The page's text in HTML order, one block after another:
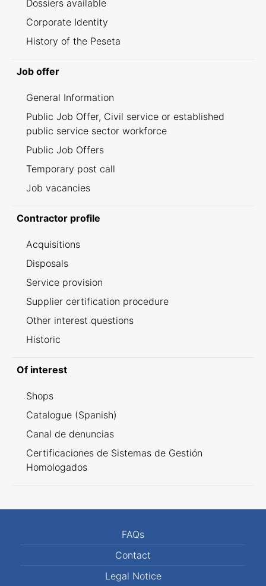
Dossiers available
Corporate Identity
History of the Peseta
Job offer
General Information
Public Job Offer, Civil service or established
public service sector workforce
Public Job Offers
Temporary post call
Job vacancies
Contractor profile
Acquisitions
Disposals
Service provision
Supplier certification procedure
Other interest questions
Historic
Of interest
Shops
Catalogue (Spanish)
Canal de denuncias
Certificaciones de Sistemas de Gestión
Homologados
FAQs
Contact
Legal Notice